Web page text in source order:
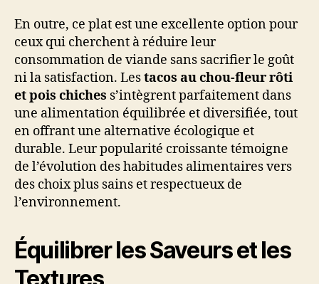
En outre, ce plat est une excellente option pour
ceux qui cherchent à réduire leur
consommation de viande sans sacrifier le goût
ni la satisfaction. Lestacos au chou-fleur rôti
et pois chiches s’intègrent parfaitement dans
une alimentation équilibrée et diversifiée, tout
en offrant une alternative écologique et
durable. Leur popularité croissante témoigne
de l’évolution des habitudes alimentaires vers
des choix plus sains et respectueux de
l’environnement.
Équilibrer les Saveurs et les